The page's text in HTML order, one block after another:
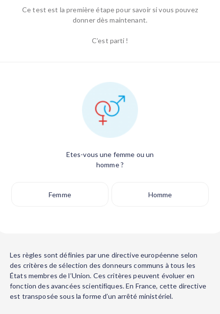
Ce test est la première étape pour savoir si vous pouvez
donner dès maintenant.
C’est parti !
Etes-vous une femme ou un
homme ?
Femme Homme
Les règles sont définies par une directive européenne selon
des critères de sélection des donneurs communs à tous les
États membres de l’Union. Ces critères peuvent évoluer en
fonction des avancées scientifiques. En France, cette directive
est transposée sous la forme d’un arrêté ministériel.